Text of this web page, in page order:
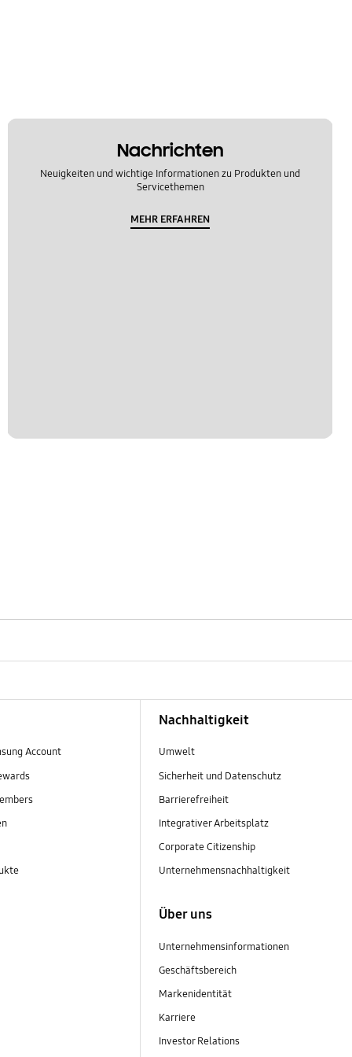
Nachrichten
Neuigkeiten und wichtige Informationen zu Produkten und
Servicethemen
MEHR ERFAHREN
Account
Nachhaltigkeit
Umwelt
Sicherheit und Datenschutz
Barrierefreiheit
Integrativer Arbeitsplatz
Corporate Citizenship
Unternehmensnachhaltigkeit
Über uns
Unternehmensinformationen
Geschäftsbereich
Markenidentität
Karriere
Investor Relations